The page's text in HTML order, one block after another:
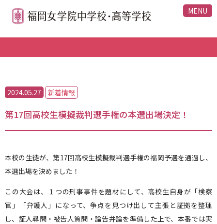
MENU
2024.05.27 新着情報
第17回高校生模擬裁判選手権の本選出場決定！
本校の生徒が、第17回高校生模擬裁判選手権の福岡予選を通過し、
本選出場を決めました！
この大会は、１つの刑事事件を題材にして、高校生自身が「検察
官」「弁護人」になって、争点を見つけ出して主張と証拠を整理
し、証人尋問・被告人質問・論告弁論を準備した上で、本番では実